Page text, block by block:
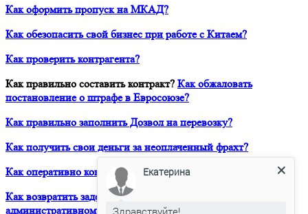
Как оформить пропуск на МКАД?
Как обезопасить свой бизнес при работе с Китаем?
Как проверить контрагента?
Как правильно составить контракт? Как обжаловать
постановление о штрафе в Евросоюзе?
Как правильно заполнить Дозвол на перевозку?
Как получить свои деньги за неоплаченный фрахт?
Как оперативно консультироваться в ЮРВЕСТ 24/7?
Как возвратить задержанный таможней товар по
административному делу?
Екатерина